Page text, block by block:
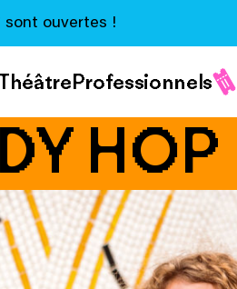
sont ouvertes !
Professionnels
HOP